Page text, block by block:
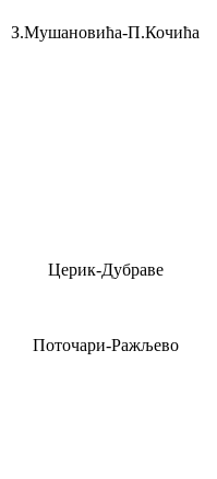
З.Мушановића-П.Кочића
Церик-Дубраве
Поточари-Ражљево